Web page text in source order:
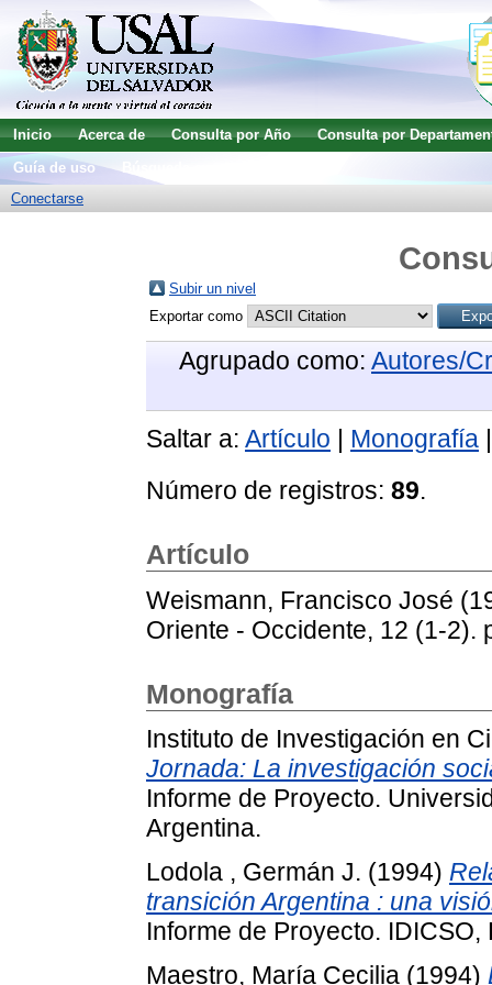
Inicio Acerca de Consulta por Año
Consulta por
Guía de uso
Conectarse
Subir un nivel
Exportar como
Agrupado como: Autores/
Saltar a: Artículo | Monografía
Número de registros: 89.
Artículo
Weismann, Francisco José
Oriente - Occidente, 12 (1-2).
Monografía
Instituto de Investigación en
Jornada: La investigación
Informe de Proyecto.
Argentina.
Lodola , Germán J. (1994)
transición Argentina : una
Informe de Proyecto. IDICSO,
Maestro, María Cecilia (1994)